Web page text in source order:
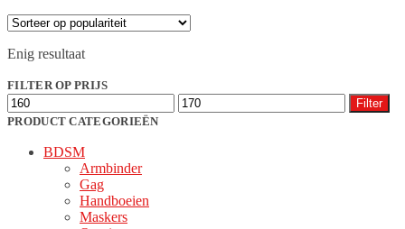
Enig resultaat
FILTER OP PRIJS
Min.
prijs
Max.
prijs
Filter
PRODUCT CATEGORIEËN
BDSM
Armbinder
Gag
Handboeien
Maskers